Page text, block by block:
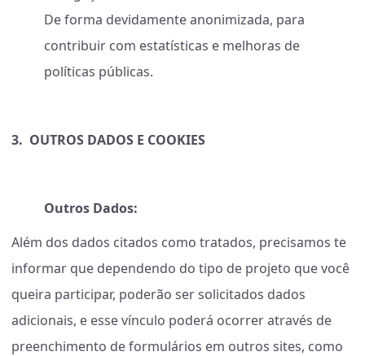
De forma devidamente anonimizada, para
contribuir com estatísticas e melhoras de
políticas públicas.
3. OUTROS DADOS E COOKIES
Outros Dados:
Além dos dados citados como tratados, precisamos te
informar que dependendo do tipo de projeto que você
queira participar, poderão ser solicitados dados
adicionais, e esse vínculo poderá ocorrer através de
preenchimento de formulários em outros sites, como